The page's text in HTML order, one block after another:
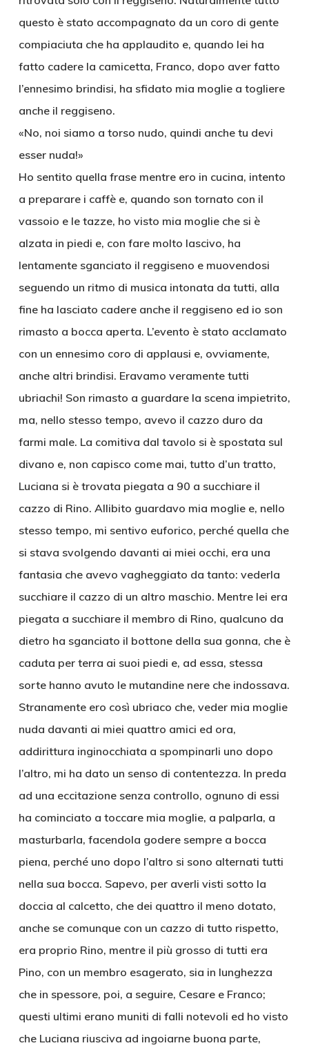
questo è stato accompagnato da un coro di gente
compiaciuta che ha applaudito e, quando lei ha
fatto cadere la camicetta, Franco, dopo aver fatto
l’ennesimo brindisi, ha sfidato mia moglie a togliere
anche il reggiseno.
«No, noi siamo a torso nudo, quindi anche tu devi
esser nuda!»
Ho sentito quella frase mentre ero in cucina, intento
a preparare i caffè e, quando son tornato con il
vassoio e le tazze, ho visto mia moglie che si è
alzata in piedi e, con fare molto lascivo, ha
lentamente sganciato il reggiseno e muovendosi
seguendo un ritmo di musica intonata da tutti, alla
fine ha lasciato cadere anche il reggiseno ed io son
rimasto a bocca aperta. L’evento è stato acclamato
con un ennesimo coro di applausi e, ovviamente,
anche altri brindisi. Eravamo veramente tutti
ubriachi! Son rimasto a guardare la scena impietrito,
ma, nello stesso tempo, avevo il cazzo duro da
farmi male. La comitiva dal tavolo si è spostata sul
divano e, non capisco come mai, tutto d’un tratto,
Luciana si è trovata piegata a 90 a succhiare il
cazzo di Rino. Allibito guardavo mia moglie e, nello
stesso tempo, mi sentivo euforico, perché quella che
si stava svolgendo davanti ai miei occhi, era una
fantasia che avevo vagheggiato da tanto: vederla
succhiare il cazzo di un altro maschio. Mentre lei era
piegata a succhiare il membro di Rino, qualcuno da
dietro ha sganciato il bottone della sua gonna, che è
caduta per terra ai suoi piedi e, ad essa, stessa
sorte hanno avuto le mutandine nere che indossava.
Stranamente ero così ubriaco che, veder mia moglie
nuda davanti ai miei quattro amici ed ora,
addirittura inginocchiata a spompinarli uno dopo
l’altro, mi ha dato un senso di contentezza. In preda
ad una eccitazione senza controllo, ognuno di essi
ha cominciato a toccare mia moglie, a palparla, a
masturbarla, facendola godere sempre a bocca
piena, perché uno dopo l’altro si sono alternati tutti
nella sua bocca. Sapevo, per averli visti sotto la
doccia al calcetto, che dei quattro il meno dotato,
anche se comunque con un cazzo di tutto rispetto,
era proprio Rino, mentre il più grosso di tutti era
Pino, con un membro esagerato, sia in lunghezza
che in spessore, poi, a seguire, Cesare e Franco;
questi ultimi erano muniti di falli notevoli ed ho visto
che Luciana riusciva ad ingoiarne buona parte,